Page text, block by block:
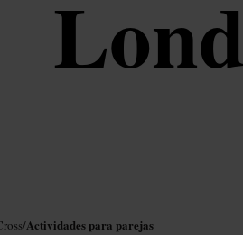
/Actividades para parejas